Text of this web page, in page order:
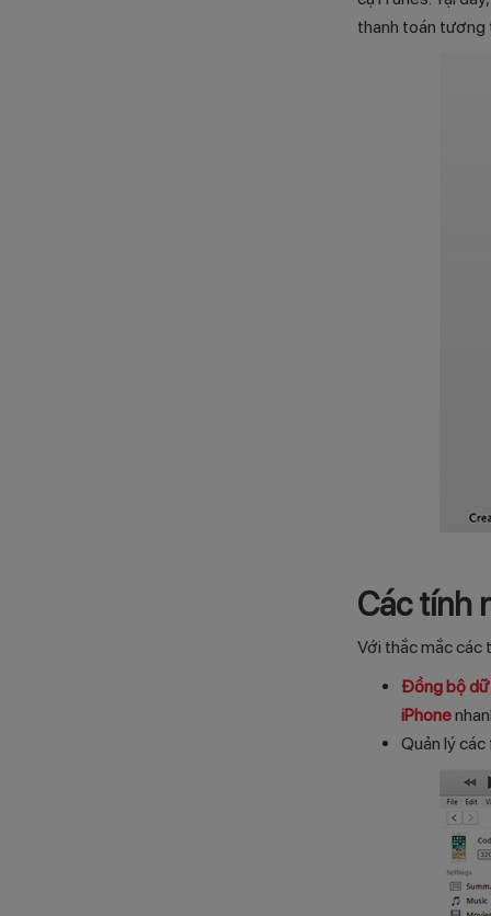
thanh toán tương
Các tính
Với thắc mắc các
Đồng bộ dữ
iPhone
Quản lý các